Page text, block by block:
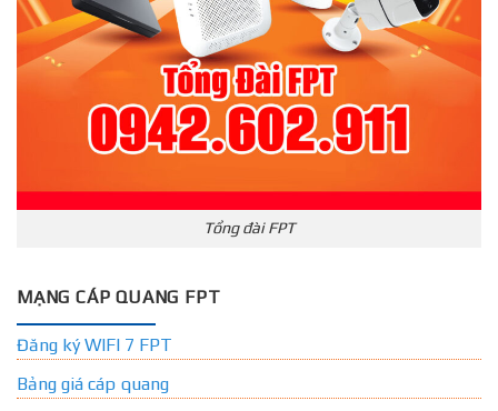
Tổng đài FPT
MẠNG CÁP QUANG FPT
Đăng ký WIFI 7 FPT
Bảng giá cáp quang